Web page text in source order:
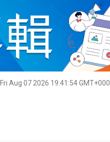
Fri Aug 07 2026 19:41:55
名家榜 灼見活動